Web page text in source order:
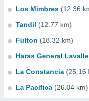
Los Mimbres (12.36
Tandil (12.77 km)
Fulton (18.32 km)
Haras General Lavalle
La Constancia (25.16
La Pacifica (26.04 km)